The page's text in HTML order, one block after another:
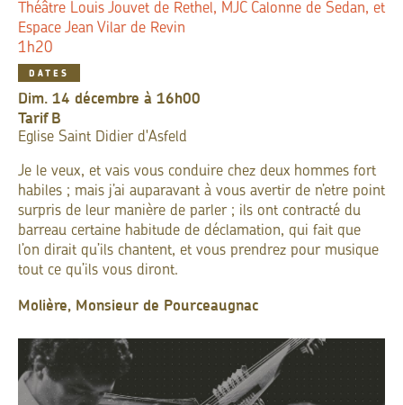
Théâtre Louis Jouvet de Rethel, MJC Calonne de Sedan, et
Espace Jean Vilar de Revin
1h20
DATES
dim. 14 décembre à 16h00
TarifB
Eglise Saint Didier d'Asfeld
Je le veux, et vais vous conduire chez deux hommes fort
habiles ; mais j’ai auparavant à vous avertir de n’etre point
surpris de leur manière de parler ; ils ont contracté du
barreau certaine habitude de déclamation, qui fait que
l’on dirait qu’ils chantent, et vous prendrez pour musique
tout ce qu’ils vous diront.
Molière, Monsieur de Pourceaugnac